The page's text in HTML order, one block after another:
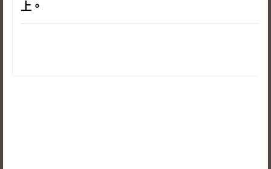
上。